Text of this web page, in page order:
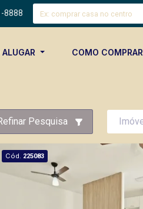
8888
COMO COMPRAR
Pesquisa
Cód. 225083